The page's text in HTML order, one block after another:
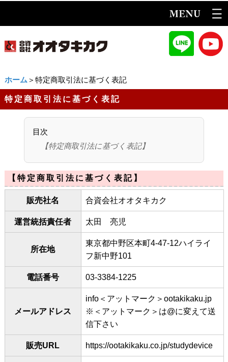
ホーム ＞特定商取引法に基づく表記
特定商取引法に基づく表記
目次
【特定商取引法に基づく表記】
【特定商取引法に基づく表記】
販売社名 合資会社オオタキカク
運営統括責任者 太田 亮児
所在地
東京都中野区本町4-47-12ハイライ
フ新中野101
電話番号 03-3384-1225
メールアドレス
info＜アットマーク＞ootakikaku.jp
※＜アットマーク＞は@に変えて送
信下さい
販売URL https://ootakikaku.co.jp/studydevice